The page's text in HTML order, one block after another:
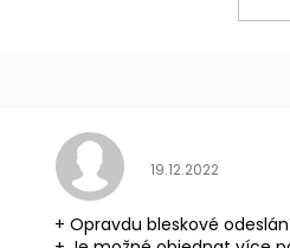
Hodnocení
19.12.2022
+ Opravdu bleskové